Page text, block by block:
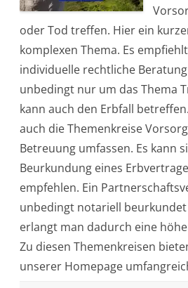
oder Tod treffen. Hier ein
komplexen Thema. Es
individuelle rechtliche
unbedingt nur um das Thema
kann auch den Erbfall
auch die Themenkreise
Betreuung umfassen. Es kann
Beurkundung eines
empfehlen. Ein
unbedingt notariell
erlangt man dadurch eine
Zu diesen Themenkreisen
unserer Homepage